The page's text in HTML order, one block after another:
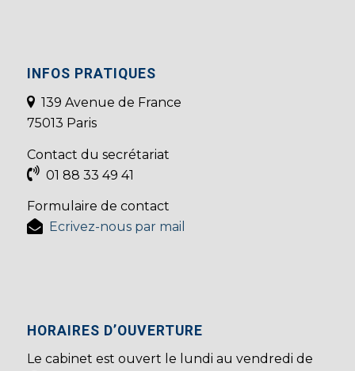
INFOS PRATIQUES
139 Avenue de France
75013 Paris
Contact du secrétariat
01 88 33 49 41
Formulaire de contact
Ecrivez-nous par mail
HORAIRES D’OUVERTURE
Le cabinet est ouvert le lundi au vendredi de